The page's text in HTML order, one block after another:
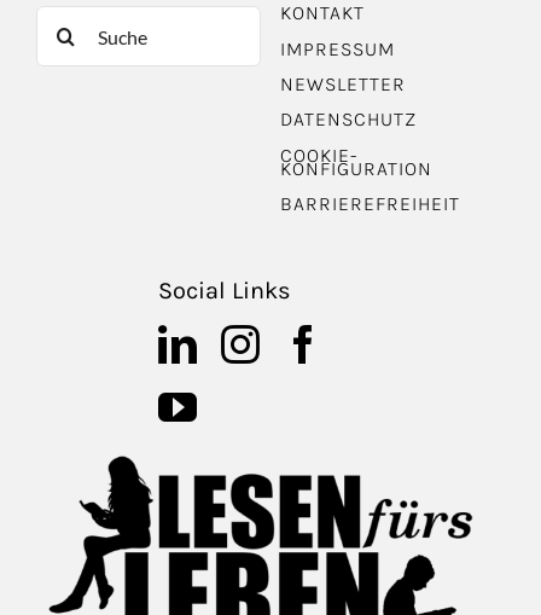
Suche
nach:
KONTAKT
IMPRESSUM
NEWSLETTER
DATENSCHUTZ
COOKIE-
KONFIGURATION
BARRIEREFREIHEIT
Social Links